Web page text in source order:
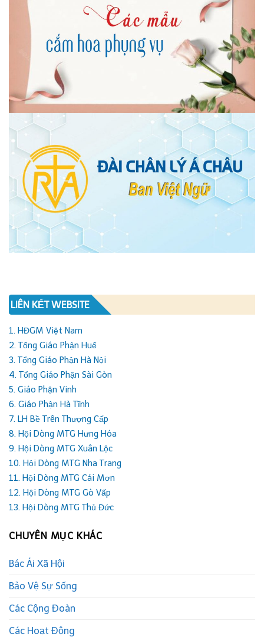
LIÊN KẾT WEBSITE
1. HĐGM Việt Nam
2. Tổng Giáo Phận Huế
3. Tổng Giáo Phận Hà Nội
4. Tổng Giáo Phận Sài Gòn
5. Giáo Phận Vinh
6. Giáo Phận Hà Tĩnh
7. LH Bề Trên Thượng Cấp
8. Hội Dòng MTG Hưng Hóa
9. Hội Dòng MTG Xuân Lộc
10. Hội Dòng MTG Nha Trang
11. Hội Dòng MTG Cái Mơn
12. Hội Dòng MTG Gò Vấp
13. Hội Dòng MTG Thủ Đức
CHUYÊN MỤC KHÁC
Bác Ái Xã Hội
Bảo Vệ Sự Sống
Các Cộng Đoàn
Các Hoạt Động